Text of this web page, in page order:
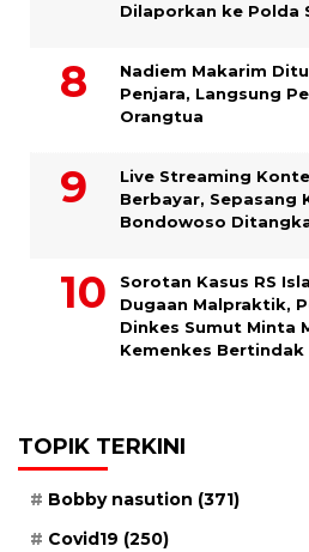
Dilaporkan ke Polda
​Nadiem Makarim
Penjara, Langsung
Orangtua
Live Streaming
Berbayar, Sepasang
Bondowoso
Sorotan Kasus RS
Dugaan Malpraktik,
Dinkes Sumut Minta
Kemenkes Bertindak
TOPIK TERKINI
Bobby nasution (371)
Covid19 (250)